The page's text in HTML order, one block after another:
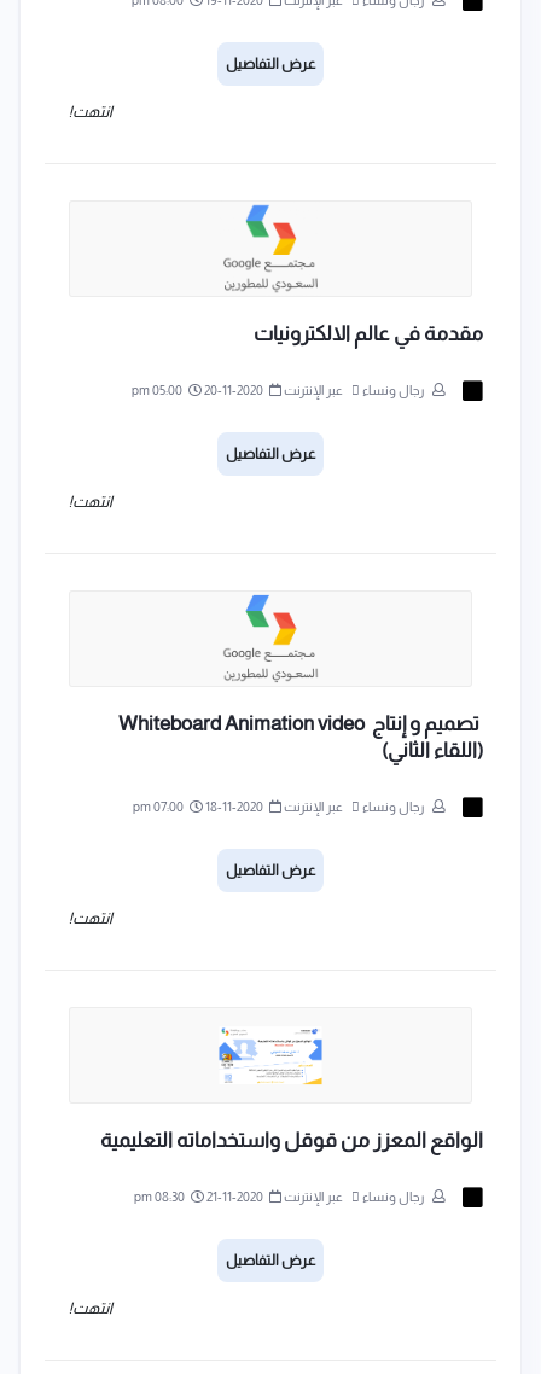
عرض التفاصيل
انتهت!
مقدمة في عالم الالكترونيات
رجال ونساء عبر الإنترنت 2020-11-20
05:00 pm
عرض التفاصيل
انتهت!
تصميم و إنتاج Whiteboard Animation video
(اللقاء الثاني)
رجال ونساء عبر الإنترنت 2020-11-18
07:00 pm
عرض التفاصيل
انتهت!
الواقع المعزز من قوقل واستخداماته التعليمية
رجال ونساء عبر الإنترنت 2020-11-21
08:30 pm
عرض التفاصيل
انتهت!